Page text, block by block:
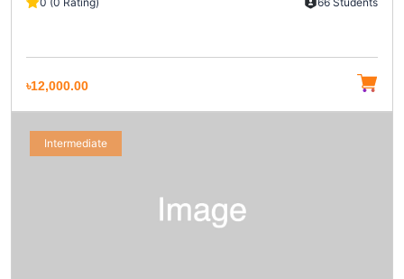
৳12,000.00
Intermediate